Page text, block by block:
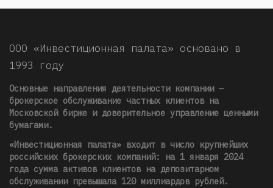
ООО «Инвестиционная палата» основано в
1993 году
Основные направления деятельности компании —
брокерское обслуживание частных клиентов на
Московской бирже и доверительное управление ценными
бумагами.
«Инвестиционная палата» входит в число крупнейших
российских брокерских компаний: на 1 января 2024
года сумма активов клиентов на депозитарном
обслуживании превышала 120 миллиардов рублей.